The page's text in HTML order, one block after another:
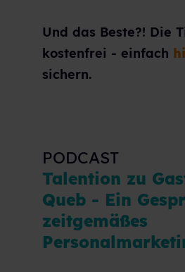
Und das Beste?! Die
kostenfrei - einfach
sichern.
PODCAST
Talention zu
Queb - Ein
zeitgemäßes